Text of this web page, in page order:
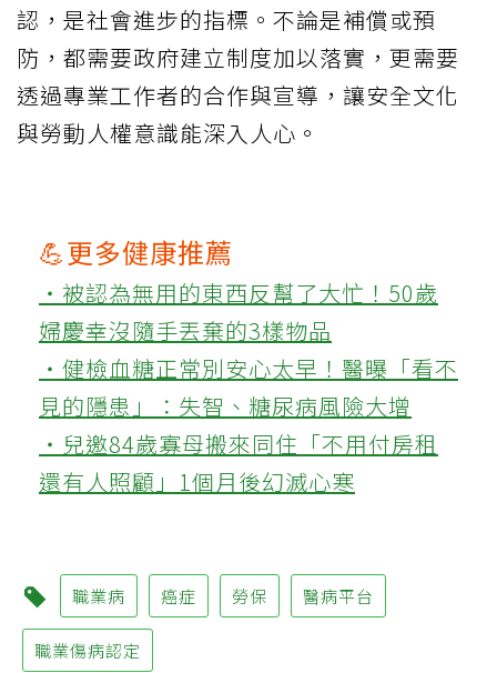
認，是社會進步的指標。不論是補償或預
防，都需要政府建立制度加以落實，更需要
透過專業工作者的合作與宣導，讓安全文化
與勞動人權意識能深入人心。
💪更多健康推薦
‧被認為無用的東西反幫了大忙！50歲
婦慶幸沒隨手丟棄的3樣物品
‧健檢血糖正常別安心太早！醫曝「看不
見的隱患」：失智、糖尿病風險大增
‧兒邀84歲寡母搬來同住「不用付房租
還有人照顧」1個月後幻滅心寒
職業病 癌症 勞保 醫病平台
職業傷病認定